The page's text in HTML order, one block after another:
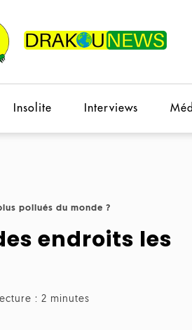
Insolite Interviews
pollués du monde ?
endroits les
: 2 minutes